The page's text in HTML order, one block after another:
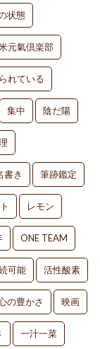
状態
元氣倶楽部
れている
集中 陰だ陽
書き 筆跡鑑定
レモン
ONE TEAM
可能 活性酸素
の豊かさ 映画
一汁一菜